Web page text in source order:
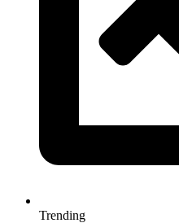
Trending